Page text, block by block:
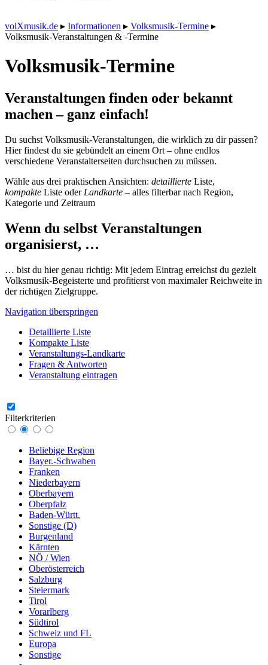
volXmusik.de ▸ Informationen ▸ Volksmusik-Termine ▸
Volksmusik-Veranstaltungen & -Termine
Volksmusik-Termine
Veranstaltungen finden oder bekannt
machen – ganz einfach!
Du suchst Volksmusik-Veranstaltungen, die wirklich zu dir passen?
Hier findest du sie gebündelt an einem Ort – ohne endlos
verschiedene Veranstalterseiten durchsuchen zu müssen.
Wähle aus drei praktischen Ansichten: detaillierte Liste,
kompakte Liste oder Landkarte – alles filterbar nach Region,
Kategorie und Zeitraum
Wenn du selbst Veranstaltungen
organisierst, …
… bist du hier genau richtig: Mit jedem Eintrag erreichst du gezielt
Volksmusik-Begeisterte und profitierst von maximaler Reichweite in
der richtigen Zielgruppe.
Navigation überspringen
Detaillierte Liste
Kompakte Liste
Veranstaltungs-Landkarte
Fragen & Antworten
Veranstaltung eintragen
Filterkriterien
Beliebige Region
Bayer.-Schwaben
Franken
Niederbayern
Oberbayern
Oberpfalz
Baden-Württ.
Sonstige (D)
Burgenland
Kärnten
NÖ / Wien
Oberösterreich
Salzburg
Steiermark
Tirol
Vorarlberg
Südtirol
Schweiz und FL
Europa
Sonstige